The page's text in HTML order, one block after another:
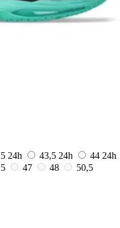
24h 43,5 24h 44 24h
47 48
50,5